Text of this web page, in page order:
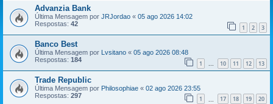
Advanzia Bank
Última Mensagem por JRJordao « 05 ago 2026 14:02
Respostas: 42 1 2 3
Banco Best
Última Mensagem por Lvsitano « 05 ago 2026 08:48
Respostas: 184 1 ... 10 11 12 13
Trade Republic
Última Mensagem por Philosophiae « 02 ago 2026 23:55
Respostas: 297 1 17 18 19 20